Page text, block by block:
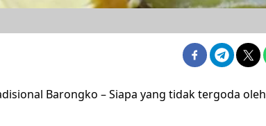
Barongko – Siapa yang tidak tergoda oleh